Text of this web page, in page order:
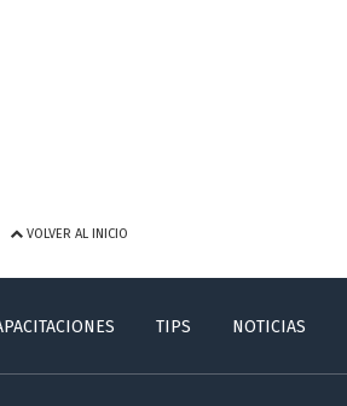
VOLVER AL INICIO
TIPS NOTICIAS